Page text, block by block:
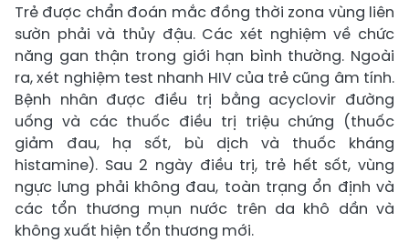
Trẻ được chẩn đoán mắc đồng thời zona vùng liên
sườn phải và thủy đậu. Các xét nghiệm về chức
năng gan thận trong giới hạn bình thường. Ngoài
ra, xét nghiệm test nhanh HIV của trẻ cũng âm tính.
Bệnh nhân được điều trị bằng acyclovir đường
uống và các thuốc điều trị triệu chứng (thuốc
giảm đau, hạ sốt, bù dịch và thuốc kháng
histamine). Sau 2 ngày điều trị, trẻ hết sốt, vùng
ngực lưng phải không đau, toàn trạng ổn định và
các tổn thương mụn nước trên da khô dần và
không xuất hiện tổn thương mới.